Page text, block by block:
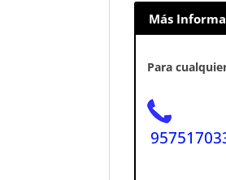
Más
Para